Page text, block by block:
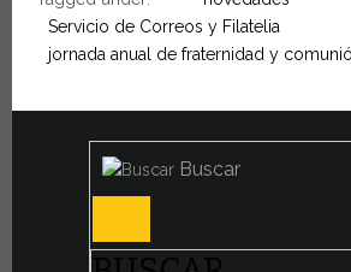
Servicio de Correos y Filatelia
jornada anual de fraternidad y
Buscar